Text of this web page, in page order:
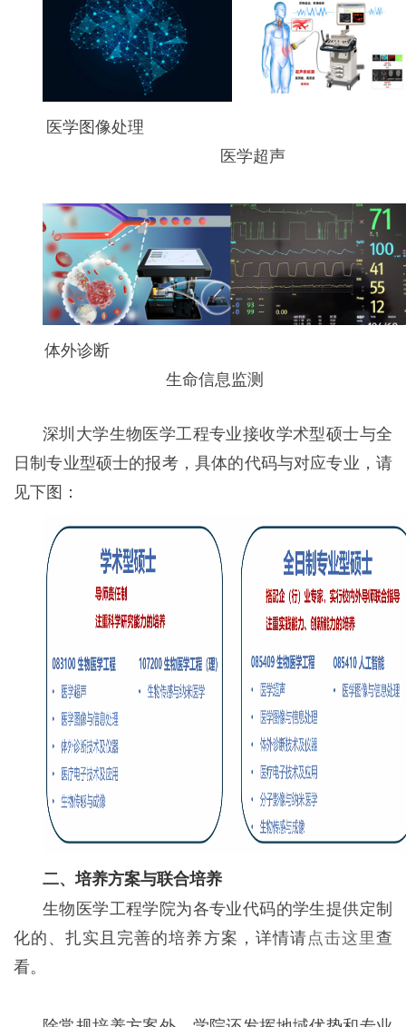
医学图像处理
医学超声
体外诊断
生命信息监测
深圳大学生物医学工程专业接收学术型硕士与全
日制专业型硕士的报考，具体的代码与对应专业，请
见下图：
二、培养方案与联合培养
生物医学工程学院为各专业代码的学生提供定制
化的、扎实且完善的培养方案，详情请点击这里查
看。